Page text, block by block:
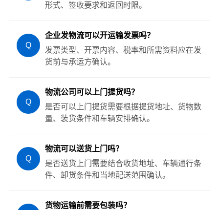
形式、签收要求和返回时限。
Q
企业发物流可以开运输发票吗？
发票类型、开票内容、税率和所需资料应在发
货前与承运方确认。
Q
物流公司可以上门提货吗？
是否可以上门提货需要根据提货地址、货物数
量、装货条件和车辆安排确认。
Q
物流可以送货上门吗？
是否送货上门需要结合收货地址、车辆通行条
件、卸货条件和当地配送范围确认。
货物运输前需要包装吗？